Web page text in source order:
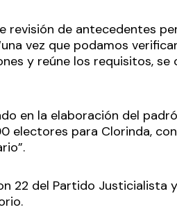
revisión de antecedentes
vez que podamos
y reúne los requisitos, se
en la elaboración del
electores para Clorinda,
22 del Partido Justicialista